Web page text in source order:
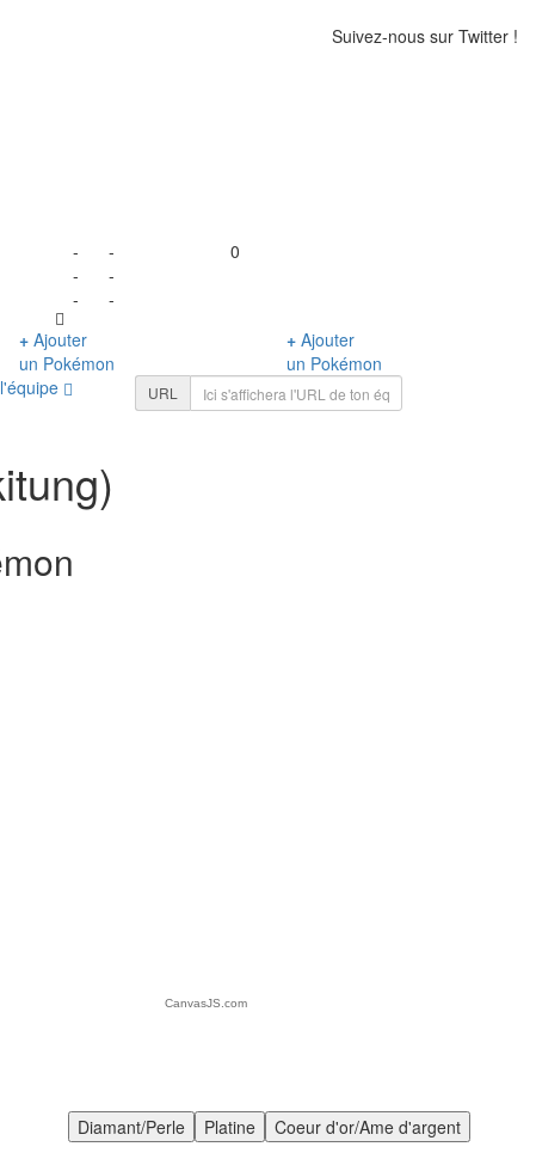
Suivez-nous sur Twitter !
-
-
-
-
-
-
0
+ Ajouter
un Pokémon
+ Ajouter
un Pokémon
URL
CanvasJS.com